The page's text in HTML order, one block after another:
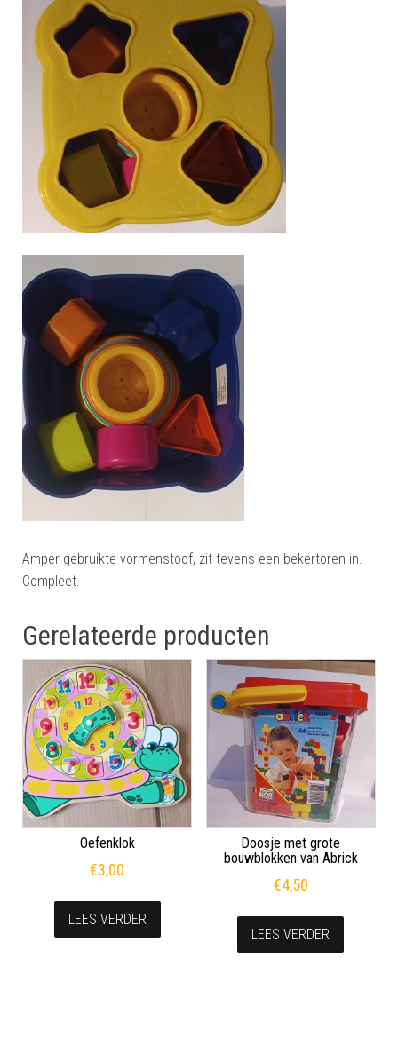
Amper gebruikte vormenstoof, zit tevens een bekertoren in.
Compleet.
Gerelateerde producten
Oefenklok
€3,00
LEES VERDER
Doosje met grote
bouwblokken van Abrick
€4,50
LEES VERDER